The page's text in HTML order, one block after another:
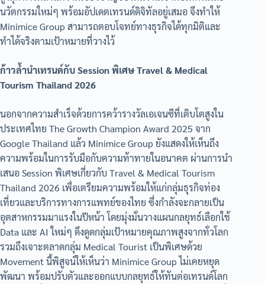
นวัตกรรมใหม่ๆ พร้อมอัปเดตเทรนด์ดิจิทัลอยู่เสมอ จึงทำให้
Minimice Group สามารถตอบโจทย์ทางธุรกิจได้ทุกมิติและ
ทำได้จริงตามเป้าหมายที่วางไว้
ก้าวล้ำนำเทรนด์กับ Session พิเศษ Travel & Medical
Tourism Thailand 2026
นอกจากความสำเร็จด้วยการคว้ารางวัลเอเจนซีที่เติบโตสูงใน
ประเทศไทย The Growth Champion Award 2025 จาก
Google Thailand แล้ว Minimice Group ยังแสดงให้เห็นถึง
ความพร้อมในการรับมือกับความท้าทายในอนาคต ผ่านการนำ
เสนอ Session พิเศษเกี่ยวกับ Travel & Medical Tourism
Thailand 2026 เพื่อเตรียมความพร้อมให้แก่กลุ่มธุรกิจท่อง
เที่ยวและบริการทางการแพทย์ของไทย ซึ่งกำลังจะกลายเป็น
อุตสาหกรรมมาแรงในปีหน้า โดยมุ่งมั่นวางแผนกลยุทธ์เลือกใช้
Data และ AI ใหม่ๆ ดึงดูดกลุ่มเป้าหมายคุณภาพสูงจากทั่วโลก
รวมถึงเจาะตลาดกลุ่ม Medical Tourist เป็นพิเศษด้วย
Movement นี้พิสูจน์ให้เห็นว่า Minimice Group ไม่เคยหยุด
พัฒนา พร้อมปรับตัวและออกแบบกลยุทธ์ให้ทันต่อเทรนด์โลก